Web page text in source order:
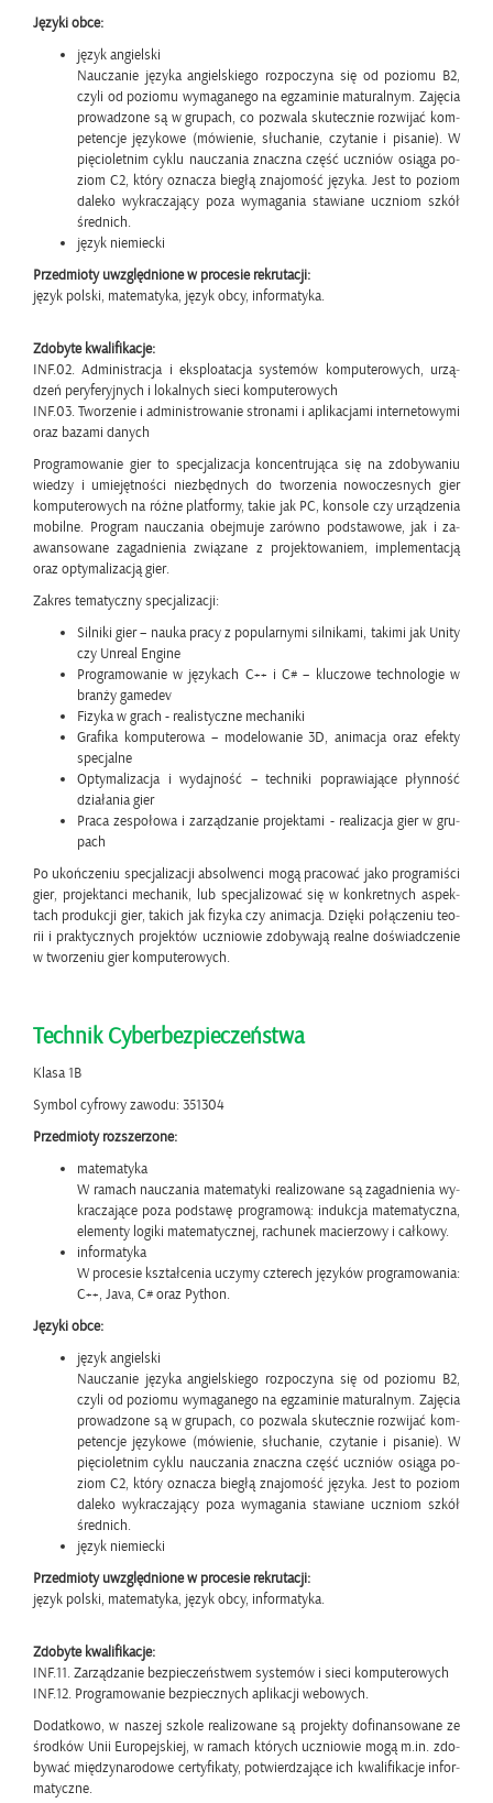
Ję­zy­ki obce:
język an­giel­ski
Na­ucza­nie ję­zy­ka an­giel­skie­go roz­po­czy­na się od po­zio­mu B2,
czyli od po­zio­mu wy­ma­ga­ne­go na eg­za­mi­nie ma­tu­ral­nym. Za­ję­cia
pro­wa­dzo­ne są w gru­pach, co po­zwa­la sku­tecz­nie roz­wi­jać kom­
pe­ten­cje ję­zy­ko­we (mó­wie­nie, słu­cha­nie, czy­ta­nie i pi­sa­nie). W
pię­cio­let­nim cyklu na­ucza­nia znacz­na część uczniów osią­ga po­
ziom C2, który ozna­cza bie­głą zna­jo­mość ję­zy­ka. Jest to po­ziom
da­le­ko wy­kra­cza­ją­cy poza wy­ma­ga­nia sta­wia­ne uczniom szkół
śred­nich.
język nie­miec­ki
Przed­mio­ty uwzględ­nio­ne w pro­ce­sie re­kru­ta­cji:
język pol­ski, ma­te­ma­ty­ka, język obcy, in­for­ma­ty­ka.
Zdo­by­te kwa­li­fi­ka­cje:
INF.02. Ad­mi­ni­stra­cja i eks­plo­ata­cja sys­te­mów kom­pu­te­ro­wych, urzą­
dzeń pe­ry­fe­ryj­nych i lo­kal­nych sieci kom­pu­te­ro­wych
INF.03. Two­rze­nie i ad­mi­ni­stro­wa­nie stro­na­mi i apli­ka­cja­mi in­ter­ne­to­wy­mi
oraz ba­za­mi da­nych
Pro­gra­mo­wa­nie gier to spe­cja­li­za­cja kon­cen­tru­ją­ca się na zdo­by­wa­niu
wie­dzy i umie­jęt­no­ści nie­zbęd­nych do two­rze­nia no­wo­cze­snych gier
kom­pu­te­ro­wych na różne plat­for­my, takie jak PC, kon­so­le czy urzą­dze­nia
mo­bil­ne. Pro­gram na­ucza­nia obej­mu­je za­rów­no pod­sta­wo­we, jak i za­
awan­so­wa­ne za­gad­nie­nia zwią­za­ne z pro­jek­to­wa­niem, im­ple­men­ta­cją
oraz opty­ma­li­za­cją gier.
Za­kres te­ma­tycz­ny spe­cja­li­za­cji:
Sil­ni­ki gier – nauka pracy z po­pu­lar­ny­mi sil­ni­ka­mi, ta­ki­mi jak Unity
czy Unre­al En­gi­ne
Pro­gra­mo­wa­nie w ję­zy­kach C++ i C# – klu­czo­we tech­no­lo­gie w
bran­ży ga­me­dev
Fi­zy­ka w grach - re­ali­stycz­ne me­cha­ni­ki
Gra­fi­ka kom­pu­te­ro­wa – mo­de­lo­wa­nie 3D, ani­ma­cja oraz efek­ty
spe­cjal­ne
Opty­ma­li­za­cja i wy­daj­ność – tech­ni­ki po­pra­wia­ją­ce płyn­ność
dzia­ła­nia gier
Praca ze­spo­ło­wa i za­rzą­dza­nie pro­jek­ta­mi - re­ali­za­cja gier w gru­
pach
Po ukoń­cze­niu spe­cja­li­za­cji ab­sol­wen­ci mogą pra­co­wać jako pro­gra­mi­ści
gier, pro­jek­tan­ci me­cha­nik, lub spe­cja­li­zo­wać się w kon­kret­nych aspek­
tach pro­duk­cji gier, ta­kich jak fi­zy­ka czy ani­ma­cja. Dzię­ki po­łą­cze­niu teo­
rii i prak­tycz­nych pro­jek­tów ucznio­wie zdo­by­wa­ją re­al­ne do­świad­cze­nie
w two­rze­niu gier kom­pu­te­ro­wych.
Tech­nik Cy­ber­bez­pie­czeń­stwa
Klasa 1B
Sym­bol cy­fro­wy za­wo­du: 351304
Przed­mio­ty roz­sze­rzo­ne:
ma­te­ma­ty­ka
W ra­mach na­ucza­nia ma­te­ma­ty­ki re­ali­zo­wa­ne są za­gad­nie­nia wy­
kra­cza­ją­ce poza pod­sta­wę pro­gra­mo­wą: in­duk­cja ma­te­ma­tycz­na,
ele­men­ty lo­gi­ki ma­te­ma­tycz­nej, ra­chu­nek ma­cie­rzo­wy i cał­ko­wy.
in­for­ma­ty­ka
W pro­ce­sie kształ­ce­nia uczy­my czte­rech ję­zy­ków pro­gra­mo­wa­nia:
C++, Java, C# oraz Py­thon.
Ję­zy­ki obce:
język an­giel­ski
Na­ucza­nie ję­zy­ka an­giel­skie­go roz­po­czy­na się od po­zio­mu B2,
czyli od po­zio­mu wy­ma­ga­ne­go na eg­za­mi­nie ma­tu­ral­nym. Za­ję­cia
pro­wa­dzo­ne są w gru­pach, co po­zwa­la sku­tecz­nie roz­wi­jać kom­
pe­ten­cje ję­zy­ko­we (mó­wie­nie, słu­cha­nie, czy­ta­nie i pi­sa­nie). W
pię­cio­let­nim cyklu na­ucza­nia znacz­na część uczniów osią­ga po­
ziom C2, który ozna­cza bie­głą zna­jo­mość ję­zy­ka. Jest to po­ziom
da­le­ko wy­kra­cza­ją­cy poza wy­ma­ga­nia sta­wia­ne uczniom szkół
śred­nich.
język nie­miec­ki
Przed­mio­ty uwzględ­nio­ne w pro­ce­sie re­kru­ta­cji:
język pol­ski, ma­te­ma­ty­ka, język obcy, in­for­ma­ty­ka.
Zdo­by­te kwa­li­fi­ka­cje:
INF.11. Za­rzą­dza­nie bez­pie­czeń­stwem sys­te­mów i sieci kom­pu­te­ro­wych
INF.12. Pro­gra­mo­wa­nie bez­piecz­nych apli­ka­cji we­bo­wych.
Do­dat­ko­wo, w na­szej szko­le re­ali­zo­wa­ne są pro­jek­ty do­fi­nan­so­wa­ne ze
środ­ków Unii Eu­ro­pej­skiej, w ra­mach któ­rych ucznio­wie mogą m.​in. zdo­
by­wać mię­dzy­na­ro­do­we cer­ty­fi­ka­ty, po­twier­dza­ją­ce ich kwa­li­fi­ka­cje in­for­
ma­tycz­ne.